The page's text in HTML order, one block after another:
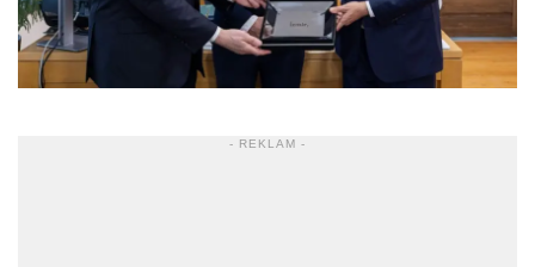
- REKLAM -